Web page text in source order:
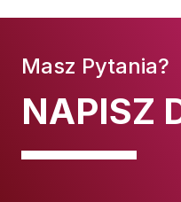
Masz Pytania?
NAPISZ